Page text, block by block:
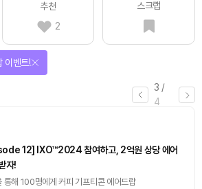
추천
2
스크랩
3 /
4
이벤트!
12] IXO™2024 참여하고, 2억원 상당 에어
자!
통해 100명에게 커피 기프티콘 에어드랍